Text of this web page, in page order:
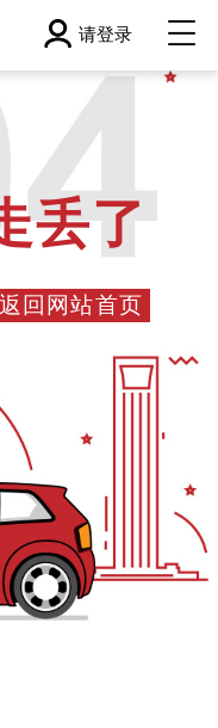
请登录
丢了
回网站首页